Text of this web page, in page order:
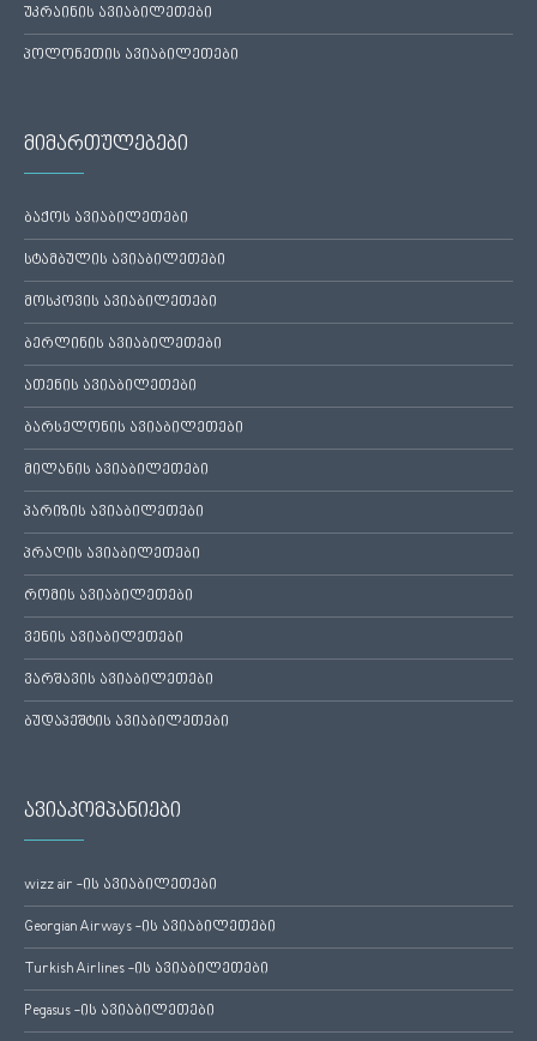
უკრაინის ავიაბილეთები
პოლონეთის ავიაბილეთები
მიმართულებები
ბაქოს ავიაბილეთები
სტამბულის ავიაბილეთები
მოსკოვის ავიაბილეთები
ბერლინის ავიაბილეთები
ათენის ავიაბილეთები
ბარსელონის ავიაბილეთები
მილანის ავიაბილეთები
პარიზის ავიაბილეთები
პრაღის ავიაბილეთები
რომის ავიაბილეთები
ვენის ავიაბილეთები
ვარშავის ავიაბილეთები
ბუდაპეშტის ავიაბილეთები
ავიაკომპანიები
wizz air -ის ავიაბილეთები
Georgian Airways -ის ავიაბილეთები
Turkish Airlines -ის ავიაბილეთები
Pegasus -ის ავიაბილეთები